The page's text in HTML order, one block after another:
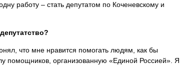
работу – стать депутатом по Коченевскому и
что мне нравится помогать людям, как бы
помощников, организованную «Единой Россией». Я